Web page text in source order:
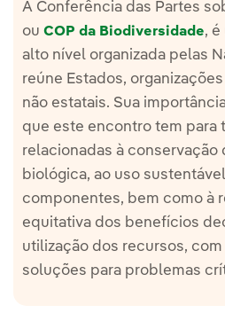
A Conferência das Partes
ou COP da Biodiversidade,
alto nível organizada pelas
reúne Estados,
não estatais. Sua
que este encontro tem para
relacionadas à conservação
biológica, ao uso
componentes, bem como à
equitativa dos benefícios
utilização dos recursos,
soluções para problemas